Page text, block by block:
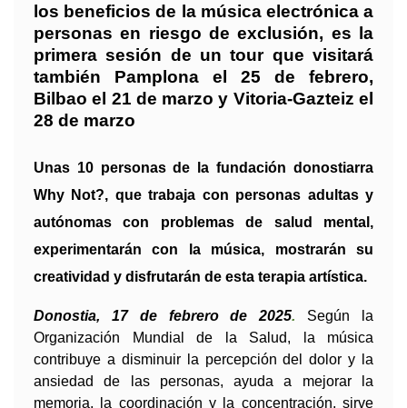
los beneficios de la música electrónica a
personas en riesgo de exclusión, es la
primera sesión de un tour que visitará
también Pamplona el 25 de febrero,
Bilbao el 21 de marzo y Vitoria-Gazteiz el
28 de marzo
Unas 10 personas de la fundación donostiarra
Why Not?, que trabaja con personas adultas y
autónomas con problemas de salud mental,
experimentarán con la música, mostrarán su
creatividad y disfrutarán de esta terapia artística.
Donostia, 17 de febrero de 2025.
Según la
Organización Mundial de la Salud, la música
contribuye a disminuir la percepción del dolor y la
ansiedad de las personas, ayuda a mejorar la
memoria, la coordinación y la concentración, sirve